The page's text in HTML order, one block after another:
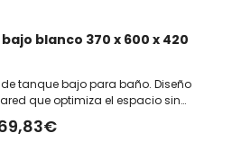
blanco 370 x 600 x 420
tanque bajo para baño. Diseño
que optimiza el espacio sin
en color blanco, cuenta con
mejorar la higiene y facilita la